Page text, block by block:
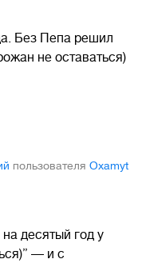
Без Пепа решил
не оставаться)
пользователя Oxamyt
десятый год у
— и с